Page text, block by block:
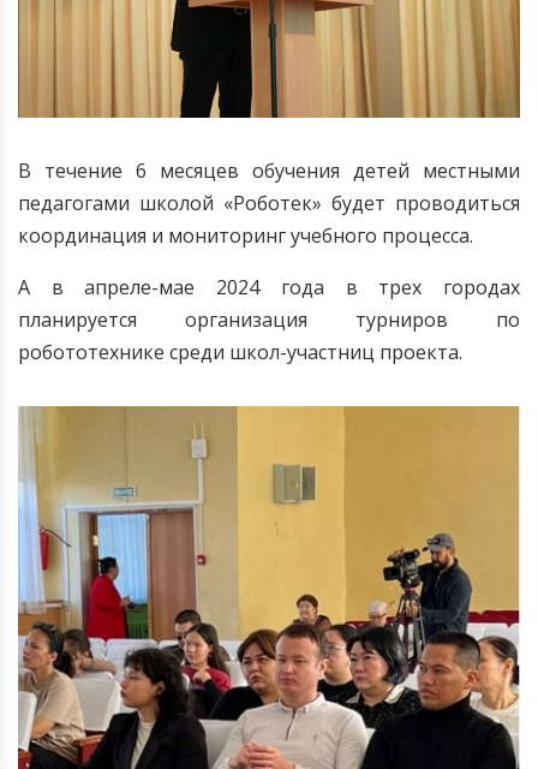
В течение 6 месяцев обучения детей местными
педагогами школой «Роботек» будет проводиться
координация и мониторинг учебного процесса.
А в апреле-мае 2024 года в трех городах
планируется организация турниров по
робототехнике среди школ-участниц проекта.